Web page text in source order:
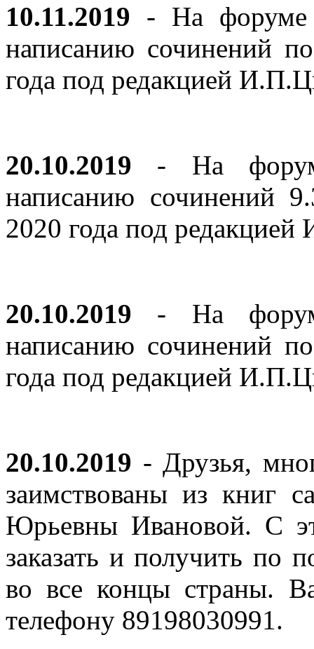
10.11.2019 - На форуме
написанию сочинений
года под редакцией
20.10.2019 - На
написанию сочинений
2020 года под
20.10.2019 - На
написанию сочинений
года под редакцией
20.10.2019 - Друзья,
заимствованы из книг
Юрьевны Ивановой. С
заказать и получить по
во все концы страны.
телефону 89198030991.